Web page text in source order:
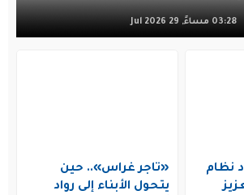
03:28 مساءً, 29 Jul 2026
نظام
«تاجر غراس».. حين
يتحول الأبناء إلى رواد